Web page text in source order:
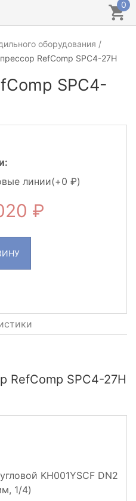
0
оборудования
RefComp SPC4-27H
SPC4-
линии(+0 )
RefComp SPC4-27H